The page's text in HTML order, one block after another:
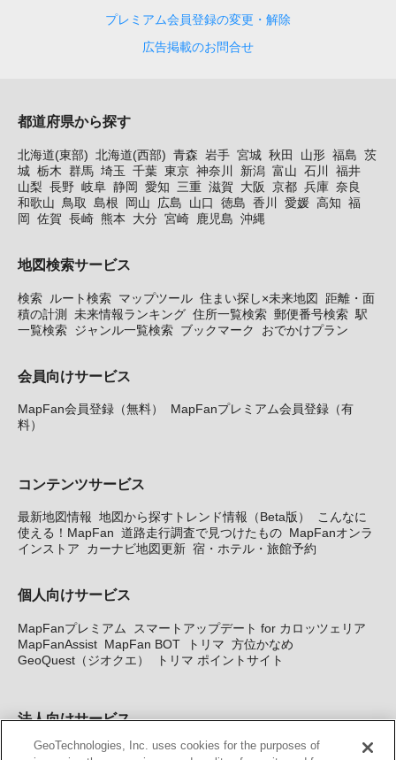
プレミアム会員登録の変更・解除
広告掲載のお問合せ
都道府県から探す
北海道(東部) 北海道(西部) 青森 岩手 宮城 秋田 山形 福島 茨
城 栃木 群馬 埼玉 千葉 東京 神奈川 新潟 富山 石川
福井
山梨 長野 岐阜 静岡 愛知 三重 滋賀 大阪 京都 兵庫 奈良
和歌山
鳥取 島根 岡山 広島 山口 徳島 香川 愛媛 高知 福
岡
佐賀 長崎 熊本 大分 宮崎 鹿児島 沖縄
地図検索サービス
検索 ルート検索 マップツール 住まい探し×未来地図
距離・面
積の計測 未来情報ランキング 住所一覧検索 郵便番号検索 駅
一覧検索 ジャンル一覧検索 ブックマーク おでかけプラン
会員向けサービス
MapFan会員登録（無料）
MapFanプレミアム会員登録（有
料）
コンテンツサービス
最新地図情報 地図から探すトレンド情報（Beta版）
こんなに
使える！MapFan 道路走行調査で見つけたもの MapFanオンラ
インストア
カーナビ地図更新 宿・ホテル・旅館予約
個人向けサービス
MapFanプレミアム
スマートアップデート for カロッツェリア
MapFanAssist MapFan BOT トリマ 方位かなめ
GeoQuest（ジオクエ）
トリマ ポイントサイト
法人向けサービス
法人向け地図・位置情報サービス WEBサイト・システム向け地
GeoTechnologies, Inc. uses cookies for the purposes of